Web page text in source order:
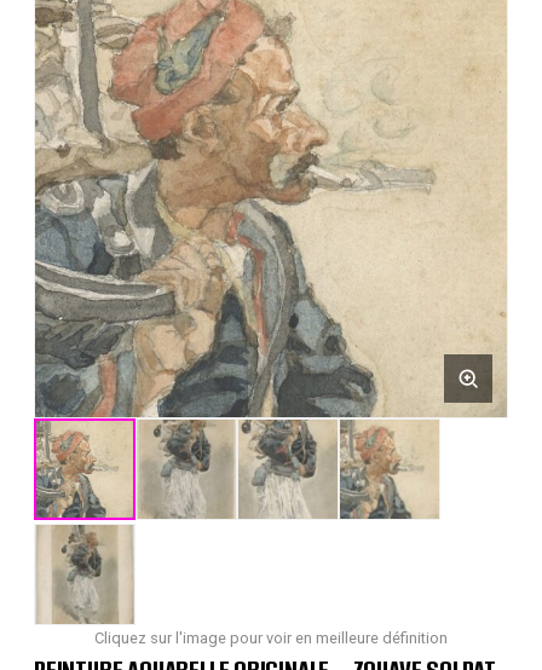
Cliquez sur l'image pour voir en meilleure définition